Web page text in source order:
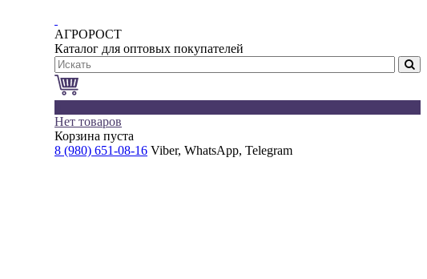
АГРОРОСТ
Каталог для оптовых покупателей
Нет товаров
Корзина пуста
8 (980) 651-08-16 Viber, WhatsApp, Telegram